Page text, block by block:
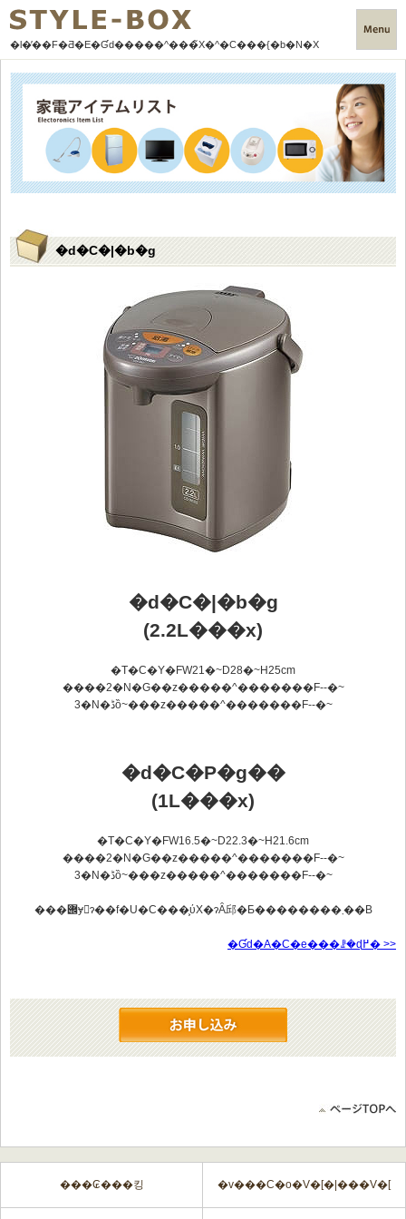
�l�̕��F�Ƌ�E�Ɠd�����^���̃X�^�C���{�b�N�X
�d�C�|�b�g
�d�C�|�b�g
(2.2L���x)
�T�C�Y�FW21�~D28�~H25cm
����2�N�Ԍ��z�����^�������F--�~
3�N�ڈȍ~���z�����^�������F--�~
�d�C�P�g��
(1L���x)
�T�C�Y�FW16.5�~D22.3�~H21.6cm
����2�N�Ԍ��z�����^�������F--�~
3�N�ڈȍ~���z�����^�������F--�~
���݌ɏ󋵂ɂ��f�U�C���͕ύX�ɂȂ邱�Ƃ��������܂��B
�Ɠd�A�C�e���ꗗ�ɖ߂� >>
���₢���킹 �v���C�o�V�[�|���V�[